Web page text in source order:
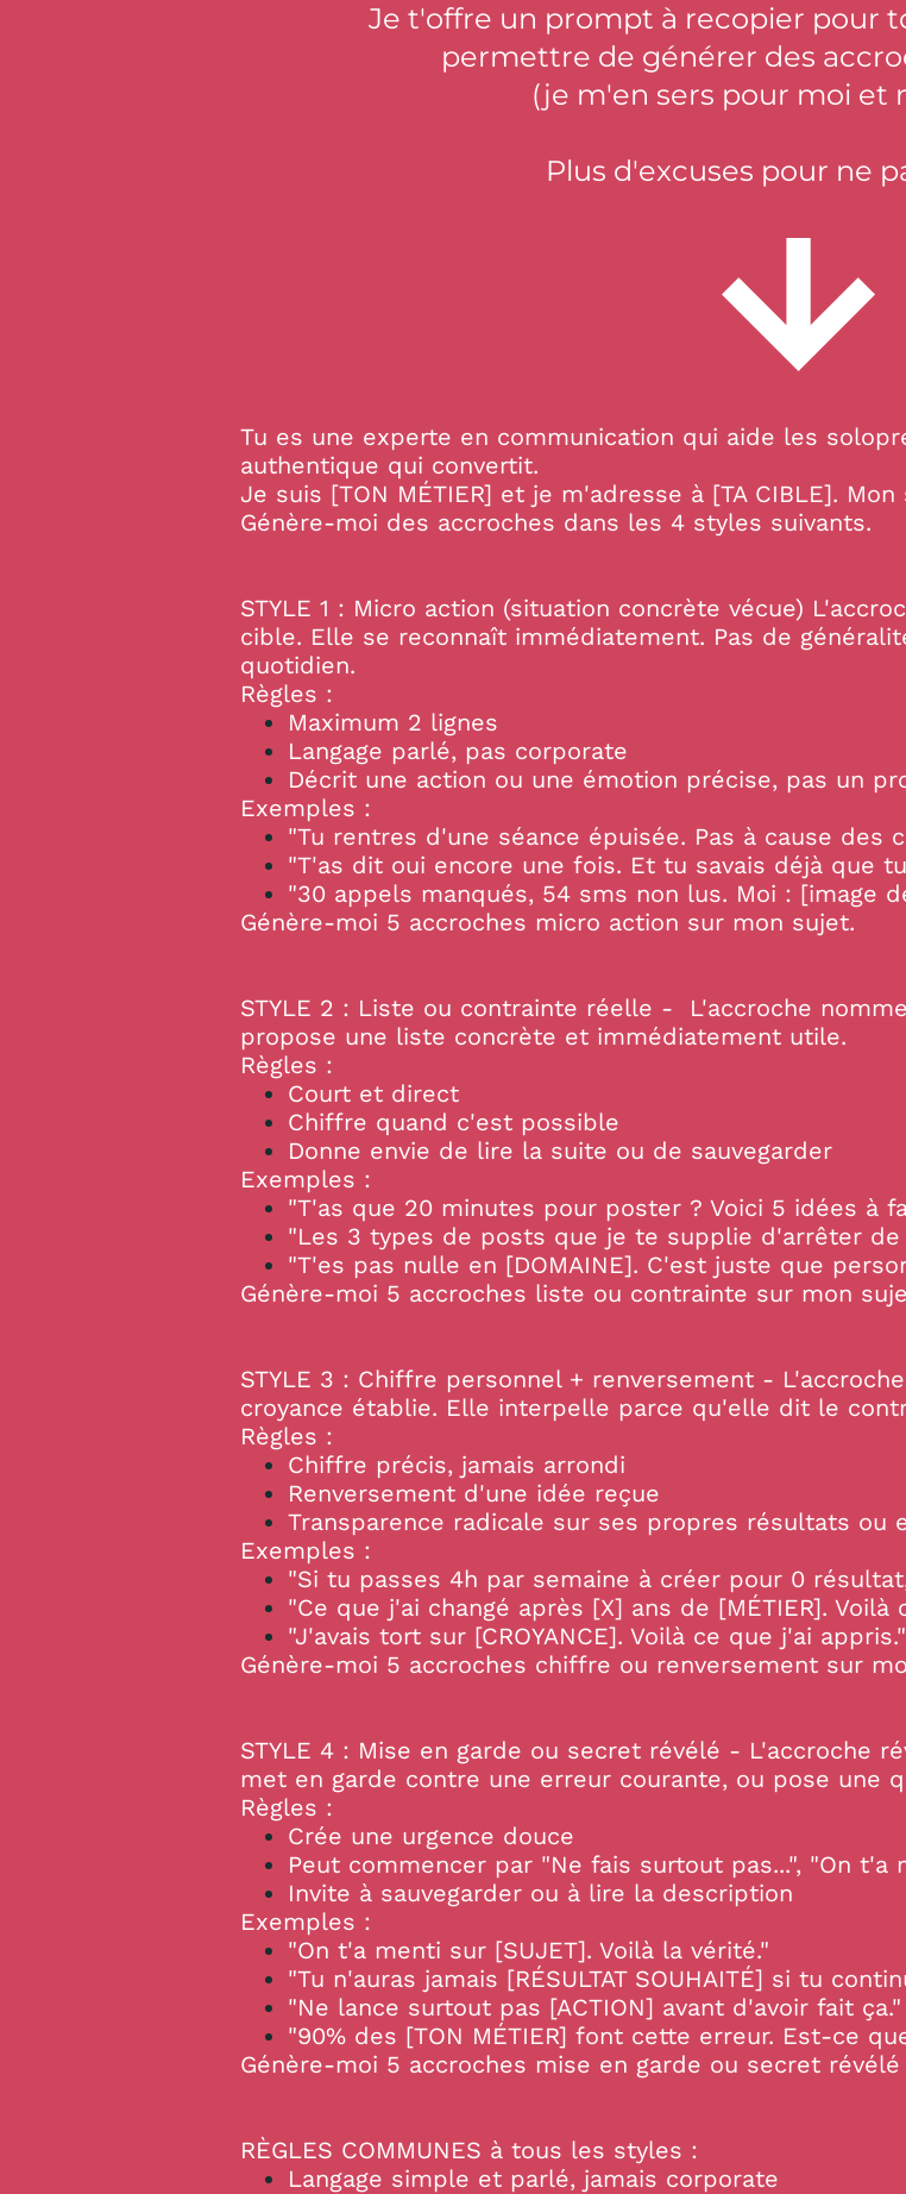
Je t'offre un prompt à recopier pour
permettre de générer des
(je m'en sers pour moi et
Plus d'excuses pour ne
Tu es une experte en communication qui aide les
authentique qui convertit.
Je suis [TON MÉTIER] et je m'adresse à [TA CIBLE].
Génère-moi des accroches dans les 4 styles suivants.
STYLE 1 : Micro action (situation concrète vécue)
cible. Elle se reconnaît immédiatement. Pas de
quotidien.
Règles :
Maximum 2 lignes
Langage parlé, pas corporate
Décrit une action ou une émotion précise, pas un
Exemples :
"Tu rentres d'une séance épuisée. Pas à cause des
"T'as dit oui encore une fois. Et tu savais déjà que
"30 appels manqués, 54 sms non lus. Moi : [image
Génère-moi 5 accroches micro action sur mon sujet.
STYLE 2 : Liste ou contrainte réelle - L'accroche
propose une liste concrète et immédiatement utile.
Règles :
Court et direct
Chiffre quand c'est possible
Donne envie de lire la suite ou de sauvegarder
Exemples :
"T'as que 20 minutes pour poster ? Voici 5 idées à
"Les 3 types de posts que je te supplie d'arrêter de
"T'es pas nulle en [DOMAINE]. C'est juste que
Génère-moi 5 accroches liste ou contrainte sur mon
STYLE 3 : Chiffre personnel + renversement -
croyance établie. Elle interpelle parce qu'elle dit le
Règles :
Chiffre précis, jamais arrondi
Renversement d'une idée reçue
Transparence radicale sur ses propres résultats ou
Exemples :
"Si tu passes 4h par semaine à créer pour 0
"Ce que j'ai changé après [X] ans de [MÉTIER]. Voilà
"J'avais tort sur [CROYANCE]. Voilà ce que j'ai appris."
Génère-moi 5 accroches chiffre ou renversement sur
STYLE 4 : Mise en garde ou secret révélé - L'accroche
met en garde contre une erreur courante, ou pose une
Règles :
Crée une urgence douce
Peut commencer par "Ne fais surtout pas...", "On t'a
Invite à sauvegarder ou à lire la description
Exemples :
"On t'a menti sur [SUJET]. Voilà la vérité."
"Tu n'auras jamais [RÉSULTAT SOUHAITÉ] si tu
"Ne lance surtout pas [ACTION] avant d'avoir fait ça."
"90% des [TON MÉTIER] font cette erreur. Est-ce
Génère-moi 5 accroches mise en garde ou secret
RÈGLES COMMUNES à tous les styles :
Langage simple et parlé, jamais corporate